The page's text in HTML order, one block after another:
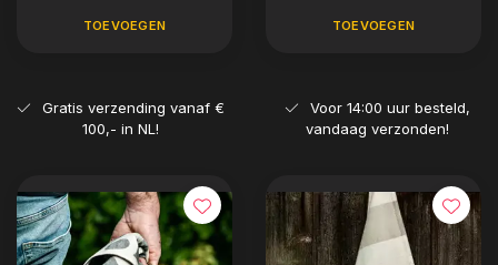
TOEVOEGEN TOEVOEGEN
Gratis verzending vanaf €
100,- in NL!
Voor 14:00 uur besteld,
vandaag verzonden!